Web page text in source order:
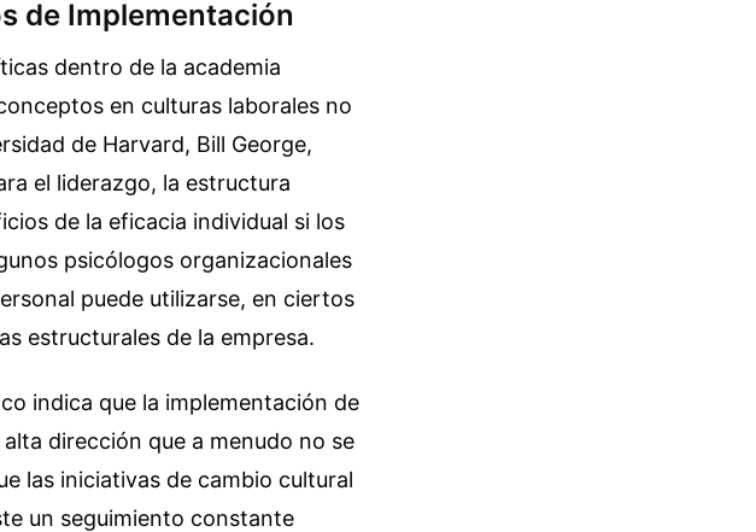
de Implementación
dentro de la academia
en culturas laborales no
de Harvard, Bill George,
el liderazgo, la estructura
de la eficacia individual si los
psicólogos organizacionales
puede utilizarse, en ciertos
estructurales de la empresa.
indica que la implementación de
dirección que a menudo no se
las iniciativas de cambio cultural
un seguimiento constante